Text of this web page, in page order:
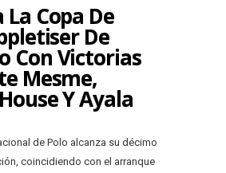
Copa De
De
Con Victorias
Mesme,
Y Ayala
de Polo alcanza su décimo
coincidiendo con el arranque